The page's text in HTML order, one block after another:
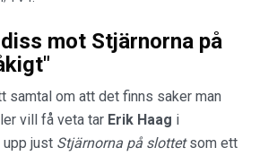
mot Stjärnorna på
samtal om att det finns saker man
vill få veta tar Erik Haag i
upp just Stjärnorna på slottetsom ett